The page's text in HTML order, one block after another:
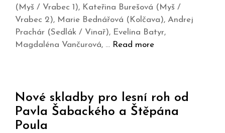
(Myš / Vrabec 1), Kateřina Burešová (Myš /
Vrabec 2), Marie Bednářová (Kolčava), Andrej
Prachár (Sedlák / Vinař), Evelína Batyr,
Magdaléna Vančurová, … Read more
Nové skladby pro lesní roh od
Pavla Šabackého a Štěpána
Poula